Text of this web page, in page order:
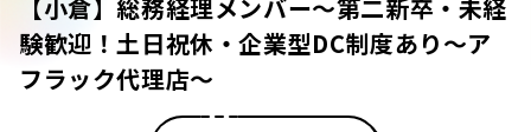
【小倉】総務経理メンバー～第二新卒・未経
験歓迎！土日祝休・企業型DC制度あり～ア
フラック代理店～